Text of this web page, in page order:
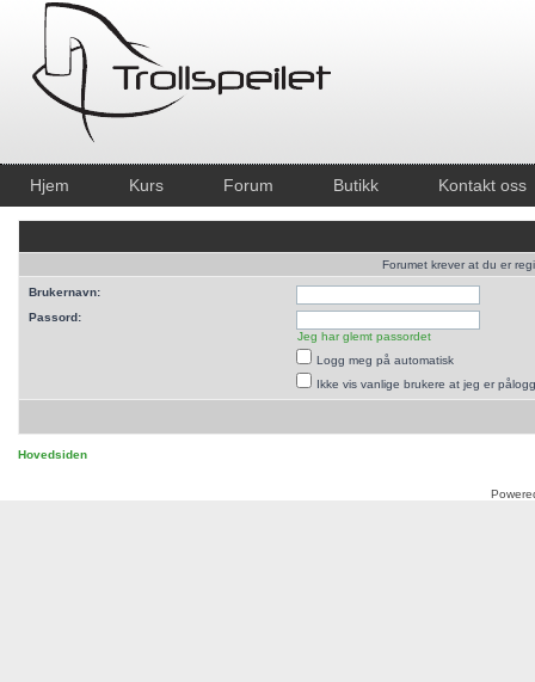
Hjem Kurs Forum Butikk Kontakt oss
Forumet krever at du er
Brukernavn:
Passord:
Jeg har glemt passordet
Logg meg på automatisk
Ikke vis vanlige brukere at jeg er
Hovedsiden